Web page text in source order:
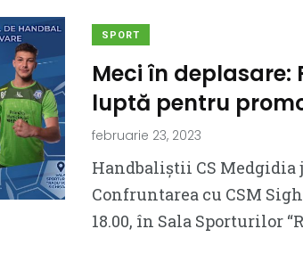
SPORT
Meci în deplasare:
luptă pentru
februarie 23, 2023
Handbaliștii CS Medgidia
Confruntarea cu CSM
18.00, în Sala Sporturilor